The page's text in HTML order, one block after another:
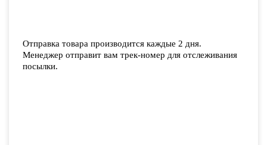
Отправка товара производится каждые 2 дня.
Менеджер отправит вам трек-номер для отслеживания
посылки.